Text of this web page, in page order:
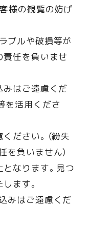
様の観覧の妨げ
ブルや破損等が
責任を負いませ
みはご遠慮くだ
を活用くださ
ださい。（紛失
を負いません）
なります。見つ
ます。
みはご遠慮くだ